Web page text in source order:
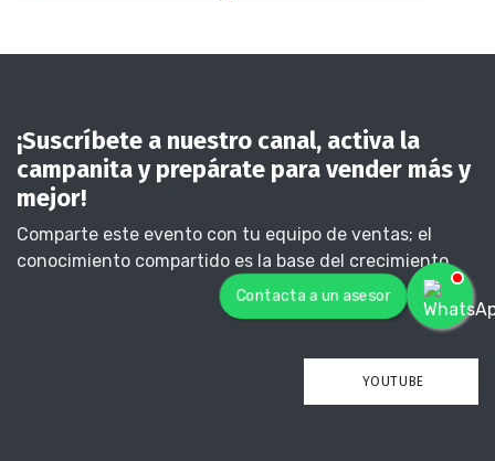
¡Suscríbete a nuestro canal, activa la
campanita y prepárate para vender más y
mejor!
Comparte este evento con tu equipo de ventas; el
conocimiento compartido es la base del crecimiento.
YOUTUBE
Contacta a un asesor